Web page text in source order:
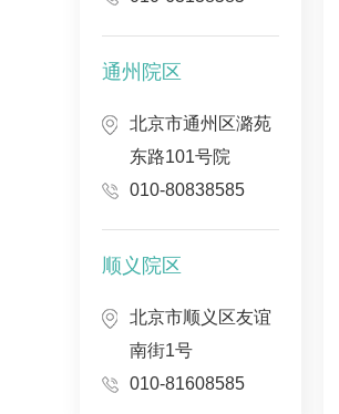
通州院区
北京市通州区潞苑
东路101号院
010-80838585
顺义院区
北京市顺义区友谊
南街1号
010-81608585